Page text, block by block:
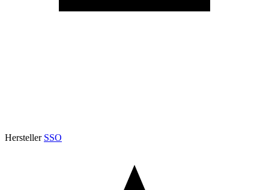
Hersteller SSO